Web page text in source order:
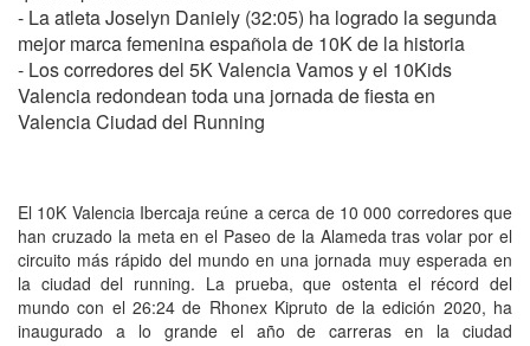
- La atleta Joselyn Daniely (32:05) ha logrado la segunda
mejor marca femenina española de 10K de la historia
- Los corredores del 5K Valencia Vamos y el 10Kids
Valencia redondean toda una jornada de fiesta en
Valencia Ciudad del Running
El 10K Valencia Ibercaja reúne a cerca de 10 000 corredores que
han cruzado la meta en el Paseo de la Alameda tras volar por el
circuito más rápido del mundo en una jornada muy esperada en
la ciudad del running. La prueba, que ostenta el récord del
mundo con el 26:24 de Rhonex Kipruto de la edición 2020, ha
inaugurado a lo grande el año de carreras en la ciudad